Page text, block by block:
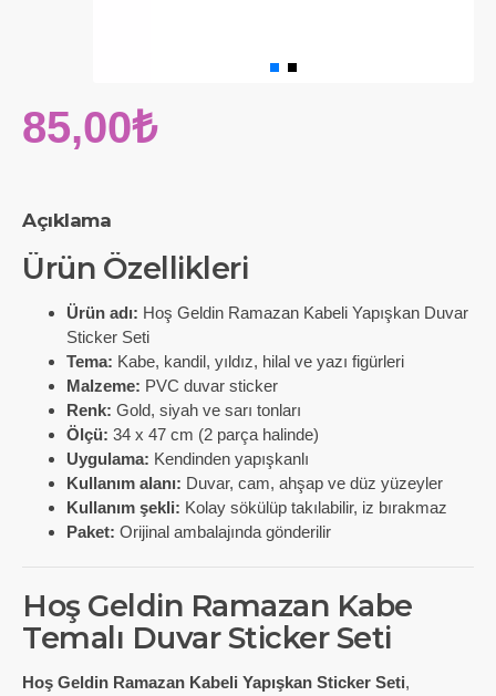
Açıklama
Ürün Özellikleri
Ürün adı: Hoş Geldin Ramazan Kabeli Yapışkan Duvar
Sticker Seti
Tema: Kabe, kandil, yıldız, hilal ve yazı figürleri
Malzeme: PVC duvar sticker
Renk: Gold, siyah ve sarı tonları
Ölçü: 34 x 47 cm (2 parça halinde)
Uygulama: Kendinden yapışkanlı
Kullanım alanı: Duvar, cam, ahşap ve düz yüzeyler
Kullanım şekli: Kolay sökülüp takılabilir, iz bırakmaz
Paket: Orijinal ambalajında gönderilir
Hoş Geldin Ramazan Kabe
Temalı Duvar Sticker Seti
Hoş Geldin Ramazan Kabeli Yapışkan Sticker Seti,
85,00₺